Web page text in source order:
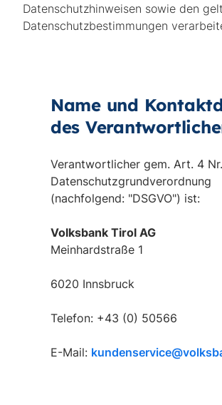
Name und
des
Verantwortlicher gem. Art. 4
Datenschutzgrundverordnung
(nachfolgend: "DSGVO") ist:
Volksbank Tirol AG
Meinhardstraße 1
6020 Innsbruck
Telefon: +43 (0) 50566
E-Mail: